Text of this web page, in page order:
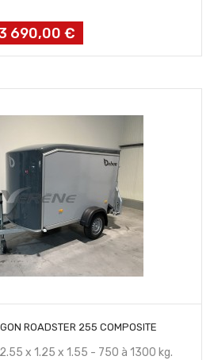
690,00 €
ROADSTER 255 COMPOSITE
x 1.25 x 1.55 - 750 à 1300 kg.